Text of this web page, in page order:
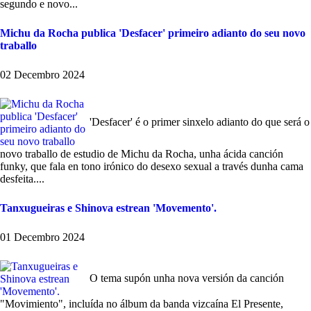
segundo e novo...
Michu da Rocha publica 'Desfacer' primeiro adianto do seu novo
traballo
02 Decembro 2024
'Desfacer' é o primer sinxelo adianto do que será o
novo traballo de estudio de Michu da Rocha, unha ácida canción
funky, que fala en tono irónico do desexo sexual a través dunha cama
desfeita....
Tanxugueiras e Shinova estrean 'Movemento'.
01 Decembro 2024
O tema supón unha nova versión da canción
"Movimiento", incluída no álbum da banda vizcaína El Presente,